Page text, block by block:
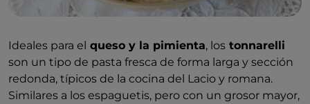
Ideales para el queso y la pimienta, los tonnarelli
son un tipo de pasta fresca de forma larga y sección
redonda, típicos de la cocina del Lacio y romana.
Similares a los espaguetis, pero con un grosor mayor,